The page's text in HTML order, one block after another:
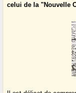
celui de la "Nouvelle